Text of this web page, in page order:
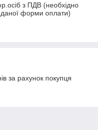
з ПДВ (необхідно
даної форми оплати)
за рахунок покупця